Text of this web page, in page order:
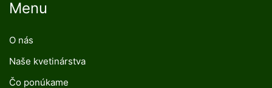
Menu
O nás
Naše kvetinárstva
Čo ponúkame